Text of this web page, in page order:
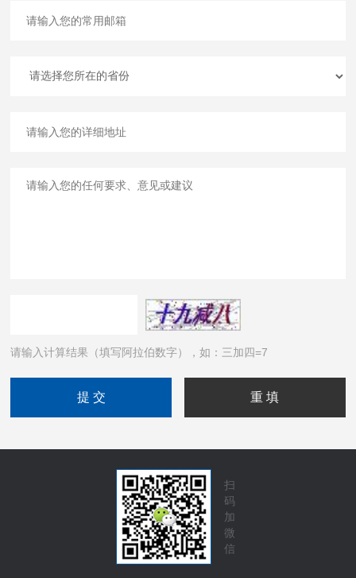
请输入计算结果（填写阿拉伯数字），如：三加四=7
扫
码
加
微
信